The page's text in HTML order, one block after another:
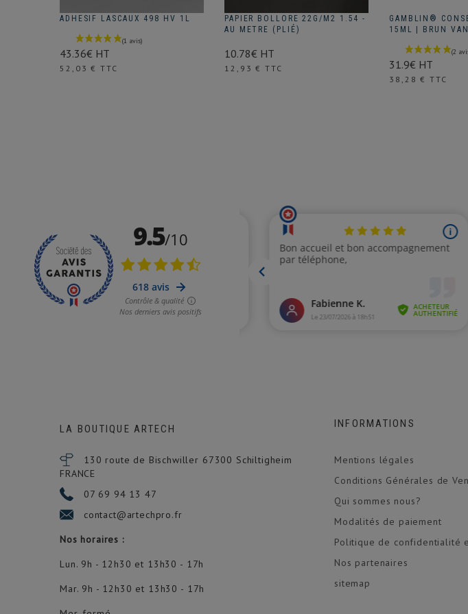
ADHESIF LASCAUX 498 HV 1L
43.36€ HT
Prix
52,03 € TTC
PAPIER BOLLORE 22G/M2 1.54 -
AU METRE (PLIÉ)
10.78€ HT
Prix
12,93 € TTC
GAMBLIN®
15ML | BRUN
31.9€ HT
Prix
38,28 € TTC
LA BOUTIQUE ARTECH
130 route de Bischwiller 67300 Schiltigheim
FRANCE
07 69 94 13 47
contact@artechpro.fr
Nos horaires :
Lun. 9h - 12h30 et 13h30 - 17h
Mar. 9h - 12h30 et 13h30 - 17h
INFORMATIONS
Mentions légales
Conditions Générales de
Qui sommes nous?
Modalités de paiement
Politique de confidentialité
Nos partenaires
sitemap